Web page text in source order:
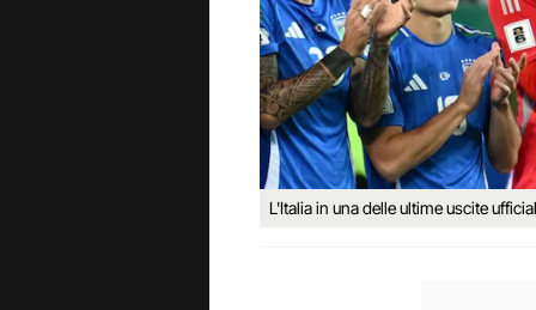
L'Italia in una delle ultime uscite